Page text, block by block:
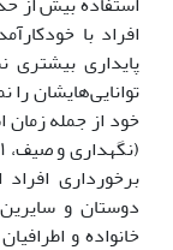
افراد با
پایداری بیشتری
توانایی‌هایشان
خود از جمله زمان
(نگهداری و صیف، ۱۴۰۱). کوب
برخورداری
دوستان و
خانواده و